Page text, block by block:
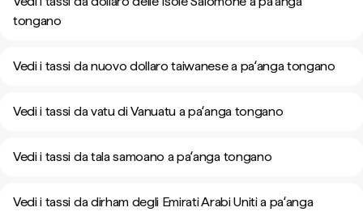
tongano
Vedi i tassi da nuovo dollaro taiwanese a paʻanga tongano
Vedi i tassi da vatu di Vanuatu a paʻanga tongano
Vedi i tassi da tala samoano a paʻanga tongano
Vedi i tassi da dirham degli Emirati Arabi Uniti a paʻanga